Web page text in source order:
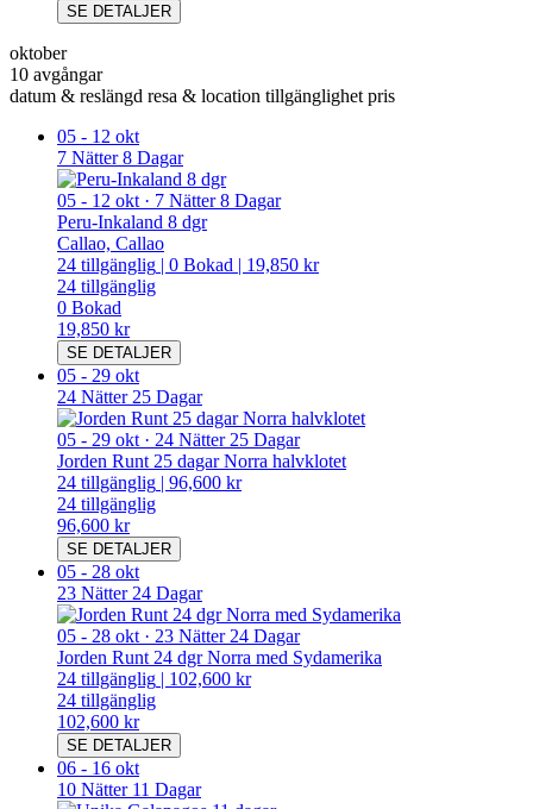
SE DETALJER
oktober
10 avgångar
datum & reslängd resa & location tillgänglighet pris
05 - 12 okt
7 Nätter 8 Dagar
05 - 12 okt · 7 Nätter 8 Dagar
Peru-Inkaland 8 dgr
Callao, Callao
24 tillgänglig | 0 Bokad | 19,850 kr
24 tillgänglig
0 Bokad
19,850 kr
SE DETALJER
05 - 29 okt
24 Nätter 25 Dagar
05 - 29 okt · 24 Nätter 25 Dagar
Jorden Runt 25 dagar Norra halvklotet
24 tillgänglig | 96,600 kr
24 tillgänglig
96,600 kr
SE DETALJER
05 - 28 okt
23 Nätter 24 Dagar
05 - 28 okt · 23 Nätter 24 Dagar
Jorden Runt 24 dgr Norra med Sydamerika
24 tillgänglig | 102,600 kr
24 tillgänglig
102,600 kr
SE DETALJER
06 - 16 okt
10 Nätter 11 Dagar